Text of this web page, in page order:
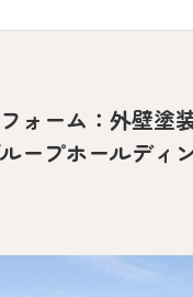
ォーム：外壁塗
ープホールディ